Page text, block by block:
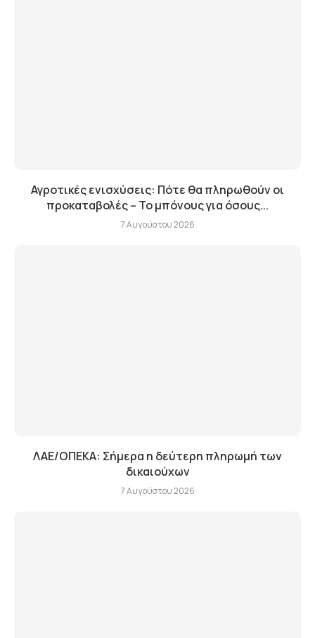
Αγροτικές ενισχύσεις: Πότε θα πληρωθούν οι
προκαταβολές – Το μπόνους για όσους...
7 Αυγούστου 2026
ΛΑΕ/ΟΠΕΚΑ: Σήμερα η δεύτερη πληρωμή των
δικαιούχων
7 Αυγούστου 2026